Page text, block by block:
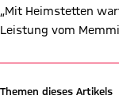
„Mit Heimstetten
Leistung vom
Themen dieses Artikels